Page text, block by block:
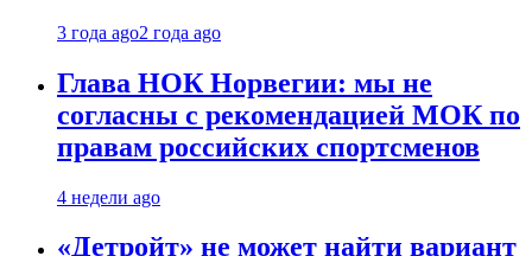
3 года ago2 года ago
Глава НОК Норвегии: мы не
согласны с рекомендацией МОК по
правам российских спортсменов
4 недели ago
«Детройт» не может найти вариант